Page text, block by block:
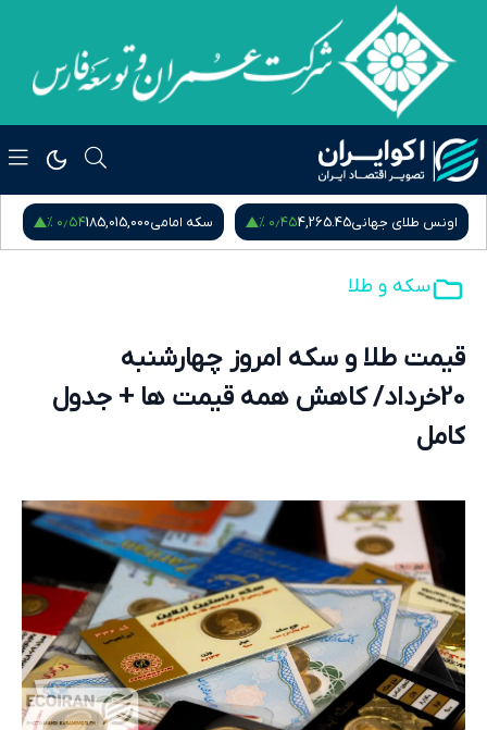
سکه امامی185,015,000۰٫۵۴ % سکه بهار آزادی181,870,000۰٫۱۲ %
سکه و طلا
قیمت طلا و سکه امروز چهارشنبه
20خرداد/ کاهش همه قیمت ها + جدول
کامل